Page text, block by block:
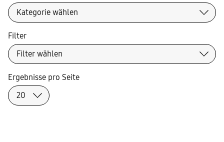
Filter
Ergebnisse pro Seite